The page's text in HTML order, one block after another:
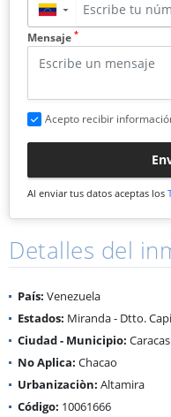
▼
Mensaje *
Acepto recibir
Al enviar tus datos aceptas los
Detalles del
País: Venezuela
Estados: Miranda - Dtto.
Ciudad - Municipio: Caracas
No Aplica: Chacao
Urbanizaciòn: Altamira
Código: 10061666